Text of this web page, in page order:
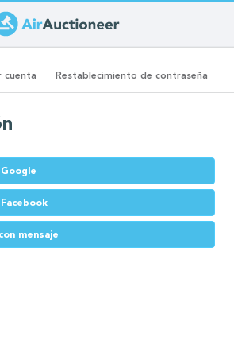
cuenta Restablecimiento de contraseña
mensaje